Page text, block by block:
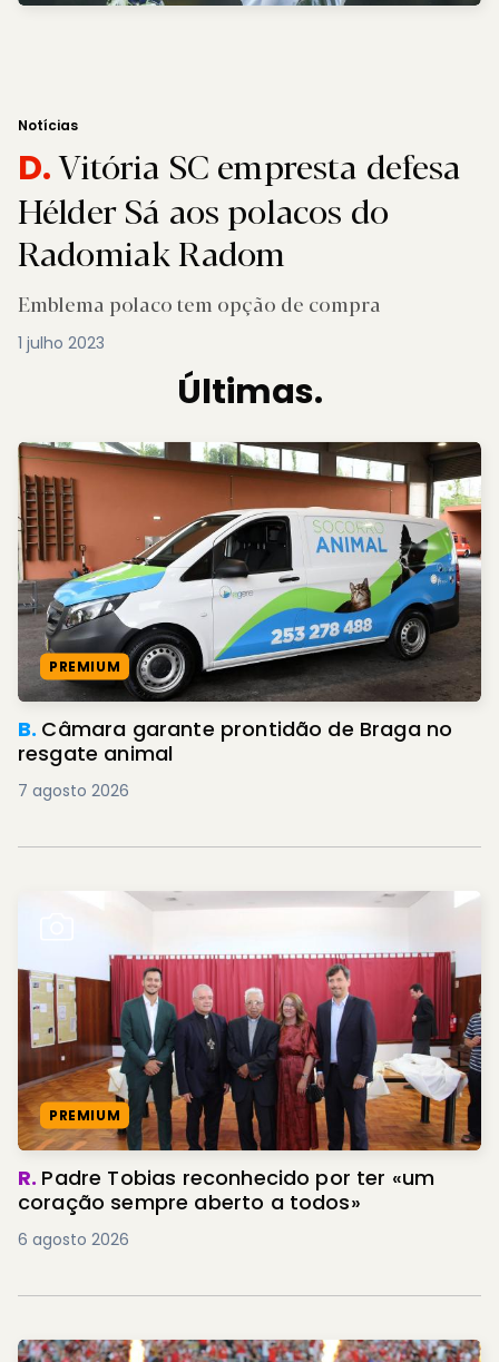
Notícias
D.Vitória SC empresta defesa
Hélder Sá aos polacos do
Radomiak Radom
Emblema polaco tem opção de compra
1 julho 2023
Últimas.
PREMIUM
B. Câmara garante prontidão de Braga no
resgate animal
7 agosto 2026
PREMIUM
R. Padre Tobias reconhecido por ter «um
coração sempre aberto a todos»
6 agosto 2026